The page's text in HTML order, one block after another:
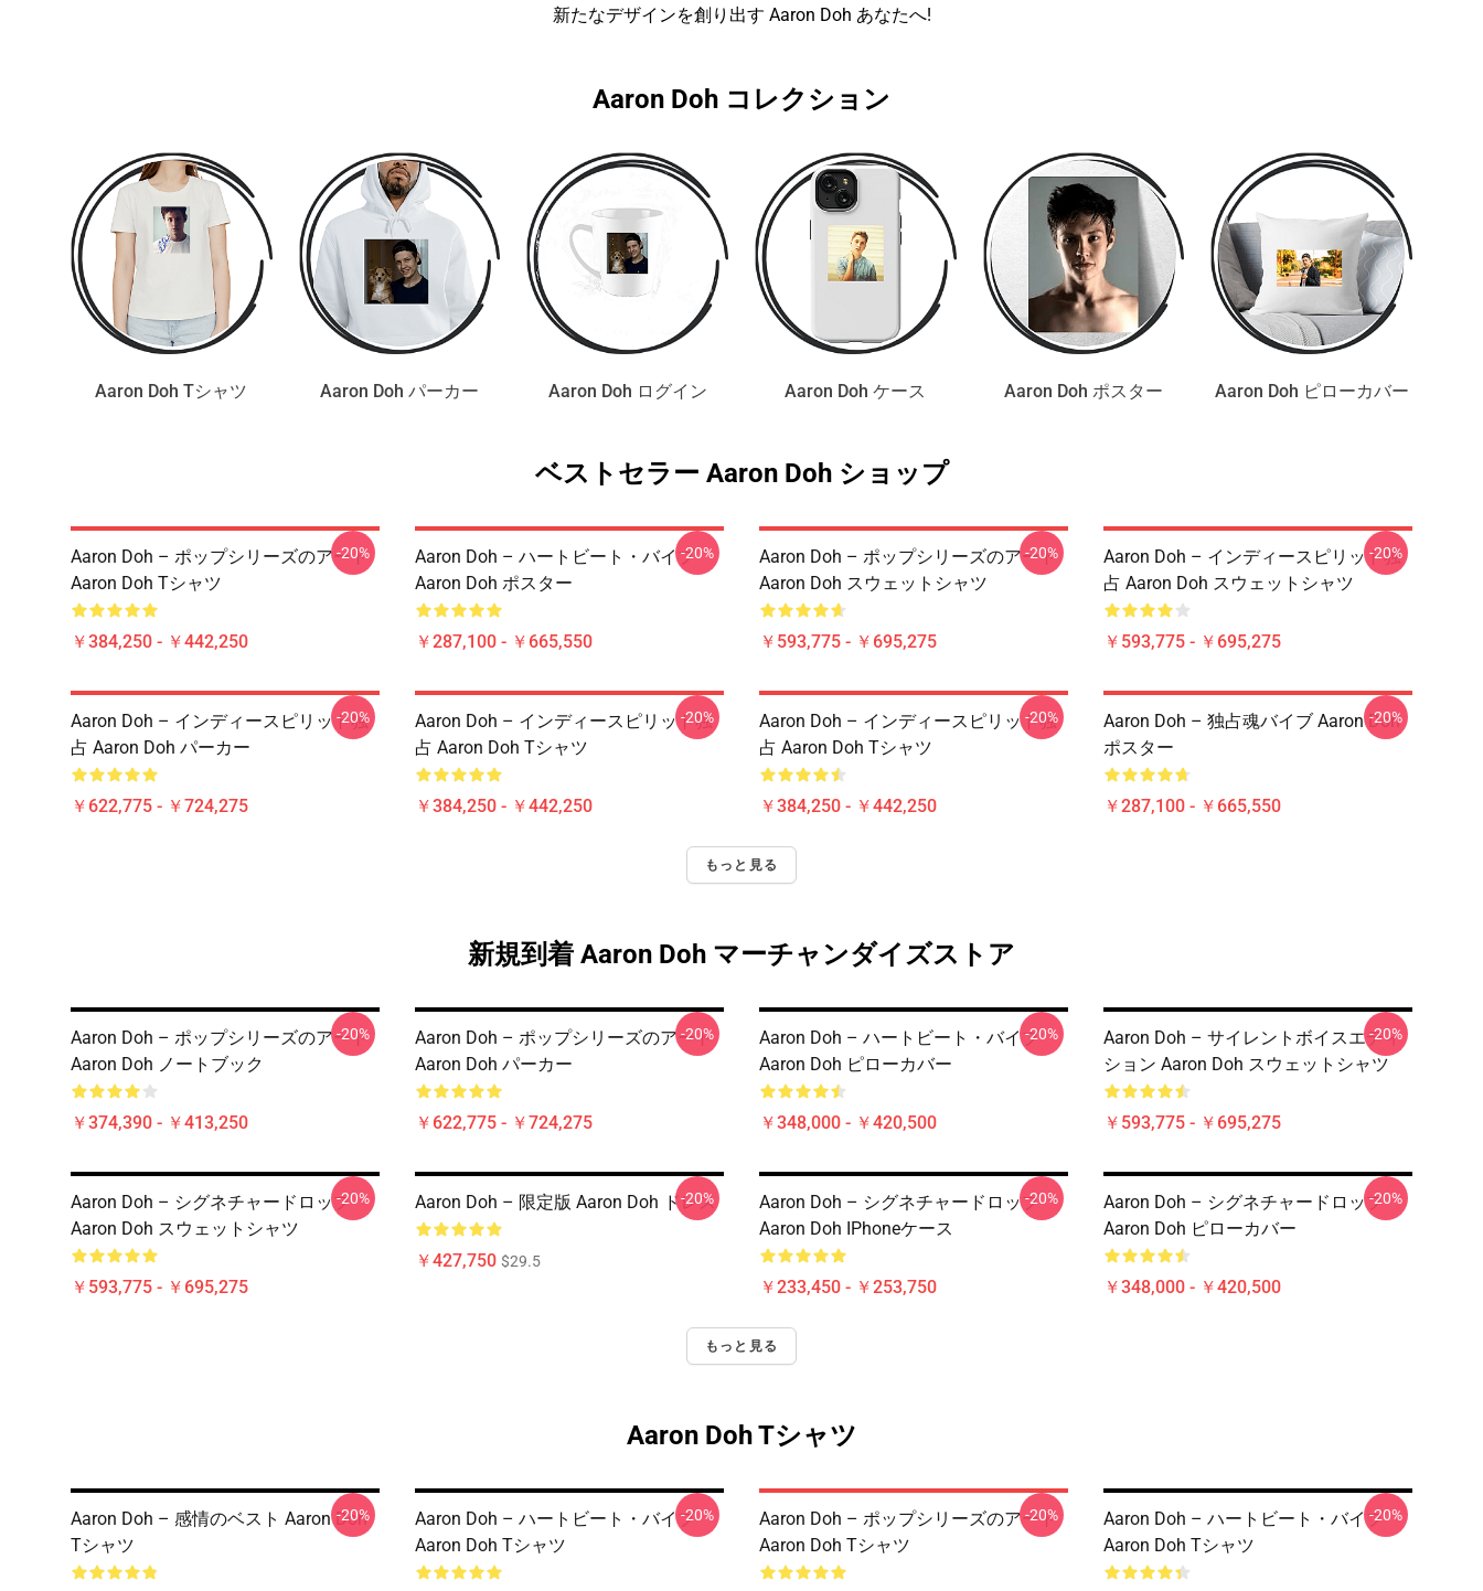
新たなデザインを創り出す Aaron Doh あなたへ!
Aaron Doh コレクション
Aaron Doh Tシャツ Aaron Doh パーカー Aaron Doh ログイン Aaron Doh ケース Aaron Doh ポスター Aaron Doh ピローカバー
ベストセラー Aaron Doh ショップ
Aaron Doh – ポップシリーズのアート
Aaron Doh Tシャツ
￥384,250 - ￥442,250
-20%
Aaron Doh – ハートビート・バイブ
Aaron Doh ポスター
￥287,100 - ￥665,550
-20%
Aaron Doh – ポップシリーズのアート
Aaron Doh スウェットシャツ
￥593,775 - ￥695,275
-20%
Aaron Doh – インディースピリット独
占 Aaron Doh スウェットシャツ
￥593,775 - ￥695,275
-20%
Aaron Doh – インディースピリット独
占 Aaron Doh パーカー
￥622,775 - ￥724,275
-20%
Aaron Doh – インディースピリット独
占 Aaron Doh Tシャツ
￥384,250 - ￥442,250
-20%
Aaron Doh – インディースピリット独
占 Aaron Doh Tシャツ
￥384,250 - ￥442,250
-20%
Aaron Doh – 独占魂バイブ Aaron Doh
ポスター
￥287,100 - ￥665,550
-20%
もっと見る
新規到着 Aaron Doh マーチャンダイズストア
Aaron Doh – ポップシリーズのアート
Aaron Doh ノートブック
￥374,390 - ￥413,250
-20%
Aaron Doh – ポップシリーズのアート
Aaron Doh パーカー
￥622,775 - ￥724,275
-20%
Aaron Doh – ハートビート・バイブ
Aaron Doh ピローカバー
￥348,000 - ￥420,500
-20%
Aaron Doh – サイレントボイスエディ
ション Aaron Doh スウェットシャツ
￥593,775 - ￥695,275
-20%
Aaron Doh – シグネチャードロップ
Aaron Doh スウェットシャツ
￥593,775 - ￥695,275
-20% Aaron Doh – 限定版 Aaron Doh ドレス
￥427,750 $29.5
-20%
Aaron Doh – シグネチャードロップ
Aaron Doh IPhoneケース
￥233,450 - ￥253,750
-20%
Aaron Doh – シグネチャードロップ
Aaron Doh ピローカバー
￥348,000 - ￥420,500
-20%
もっと見る
Aaron Doh Tシャツ
Aaron Doh – 感情のベスト Aaron Doh
Tシャツ
-20%
Aaron Doh – ハートビート・バイブ
Aaron Doh Tシャツ
-20%
Aaron Doh – ポップシリーズのアート
Aaron Doh Tシャツ
-20%
Aaron Doh – ハートビート・バイブ
Aaron Doh Tシャツ
-20%